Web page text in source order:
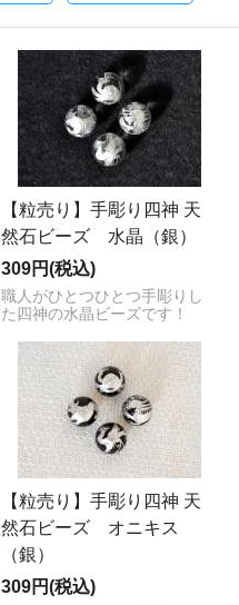
【粒売り】手彫り四神 天
然石ビーズ 水晶（銀）
309円(税込)
職人がひとつひとつ手彫りし
た四神の水晶ビーズです！
【粒売り】手彫り四神 天
然石ビーズ オニキス
（銀）
309円(税込)